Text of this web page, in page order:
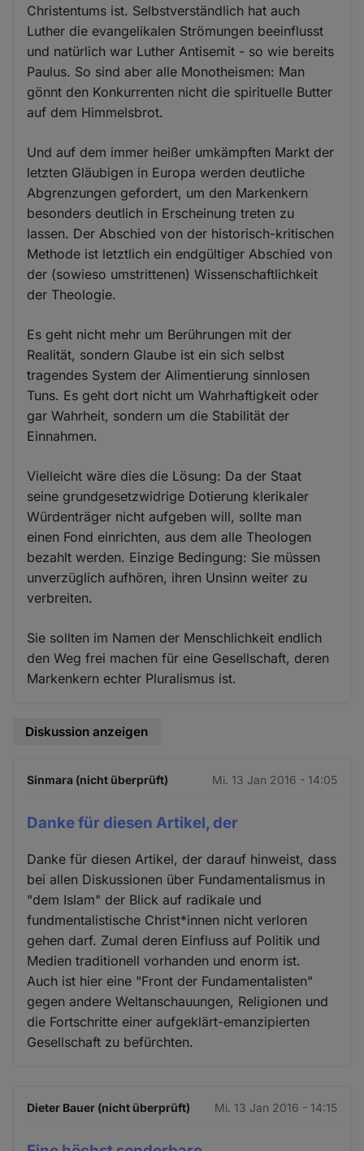
Christentums ist. Selbstverständlich hat auch
Luther die evangelikalen Strömungen beeinflusst
und natürlich war Luther Antisemit - so wie bereits
Paulus. So sind aber alle Monotheismen: Man
gönnt den Konkurrenten nicht die spirituelle Butter
auf dem Himmelsbrot.
Und auf dem immer heißer umkämpften Markt der
letzten Gläubigen in Europa werden deutliche
Abgrenzungen gefordert, um den Markenkern
besonders deutlich in Erscheinung treten zu
lassen. Der Abschied von der historisch-kritischen
Methode ist letztlich ein endgültiger Abschied von
der (sowieso umstrittenen) Wissenschaftlichkeit
der Theologie.
Es geht nicht mehr um Berührungen mit der
Realität, sondern Glaube ist ein sich selbst
tragendes System der Alimentierung sinnlosen
Tuns. Es geht dort nicht um Wahrhaftigkeit oder
gar Wahrheit, sondern um die Stabilität der
Einnahmen.
Vielleicht wäre dies die Lösung: Da der Staat
seine grundgesetzwidrige Dotierung klerikaler
Würdenträger nicht aufgeben will, sollte man
einen Fond einrichten, aus dem alle Theologen
bezahlt werden. Einzige Bedingung: Sie müssen
unverzüglich aufhören, ihren Unsinn weiter zu
verbreiten.
Sie sollten im Namen der Menschlichkeit endlich
den Weg frei machen für eine Gesellschaft, deren
Markenkern echter Pluralismus ist.
Diskussion anzeigen
Sinmara (nicht überprüft) Mi. 13 Jan 2016 - 14:05
Danke für diesen Artikel, der
Danke für diesen Artikel, der darauf hinweist, dass
bei allen Diskussionen über Fundamentalismus in
"dem Islam" der Blick auf radikale und
fundmentalistische Christ*innen nicht verloren
gehen darf. Zumal deren Einfluss auf Politik und
Medien traditionell vorhanden und enorm ist.
Auch ist hier eine "Front der Fundamentalisten"
gegen andere Weltanschauungen, Religionen und
die Fortschritte einer aufgeklärt-emanzipierten
Gesellschaft zu befürchten.
Dieter Bauer (nicht überprüft) Mi. 13 Jan 2016 - 14:15